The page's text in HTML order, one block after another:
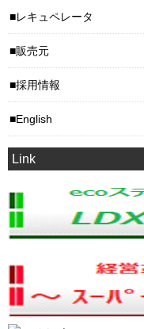
レキュペレータ
販売元
採用情報
English
Link